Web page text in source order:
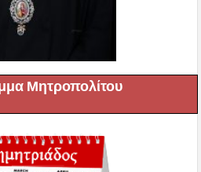
Μητροπολίτου